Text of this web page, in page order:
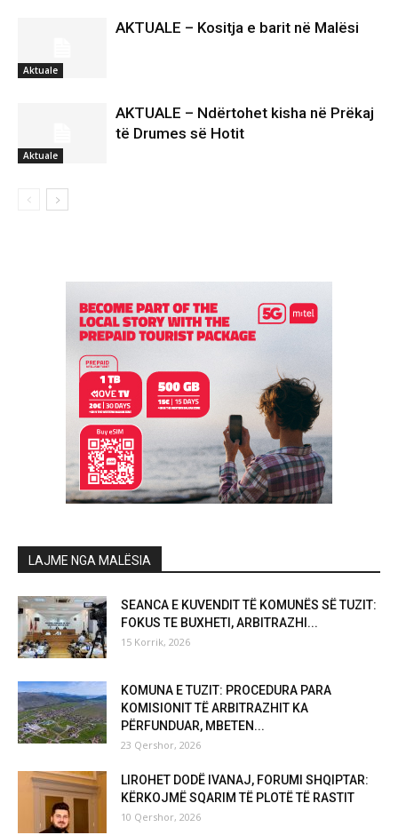
Aktuale
AKTUALE – Kositja e barit në Malësi
Aktuale
AKTUALE – Ndërtohet kisha në Prëkaj
të Drumes së Hotit
LAJME NGA MALËSIA
SEANCA E KUVENDIT TË KOMUNËS SË TUZIT:
FOKUS TE BUXHETI, ARBITRAZHI...
15 Korrik, 2026
KOMUNA E TUZIT: PROCEDURA PARA
KOMISIONIT TË ARBITRAZHIT KA
PËRFUNDUAR, MBETEN...
23 Qershor, 2026
LIROHET DODË IVANAJ, FORUMI SHQIPTAR:
KËRKOJMË SQARIM TË PLOTË TË RASTIT
10 Qershor, 2026